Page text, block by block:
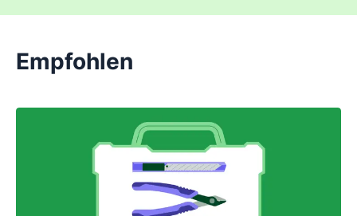
Empfohlen